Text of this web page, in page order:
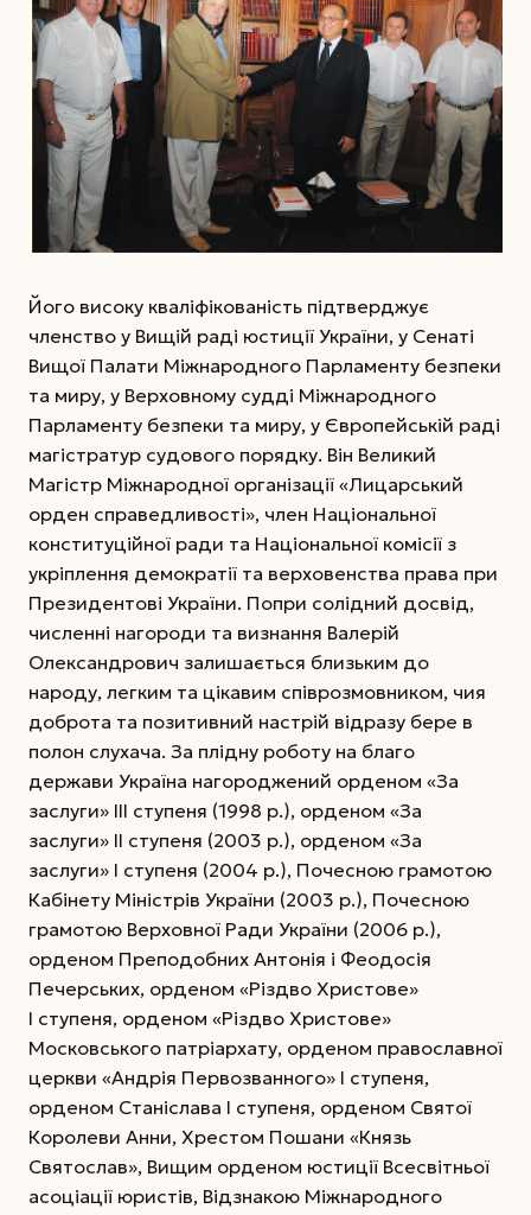
Його високу кваліфікованість підтверджує
членство у Вищій раді юстиції України, у Сенаті
Вищої Палати Міжнародного Парламенту безпеки
та миру, у Верховному судді Міжнародного
Парламенту безпеки та миру, у Європейській раді
магістратур судового порядку. Він Великий
Магістр Міжнародної організації «Лицарський
орден справедливості», член Національної
конституційної ради та Національної комісії з
укріплення демократії та верховенства права при
Президентові України. Попри солідний досвід,
численні нагороди та визнання Валерій
Олександрович залишається близьким до
народу, легким та цікавим співрозмовником, чия
доброта та позитивний настрій відразу бере в
полон слухача. За плідну роботу на благо
держави Україна нагороджений орденом «За
заслуги» III ступеня (1998 р.), орденом «За
заслуги» II ступеня (2003 р.), орденом «За
заслуги» І ступеня (2004 р.), Почесною грамотою
Кабінету Міністрів України (2003 р.), Почесною
грамотою Верховної Ради України (2006 р.),
орденом Преподобних Антонія і Феодосія
Печерських, орденом «Різдво Христове»
І ступеня, орденом «Різдво Христове»
Московського патріархату, орденом православної
церкви «Андрія Первозванного» І ступеня,
орденом Станіслава І ступеня, орденом Святої
Королеви Анни, Хрестом Пошани «Князь
Святослав», Вищим орденом юстиції Всесвітньої
асоціації юристів, Відзнакою Міжнародного